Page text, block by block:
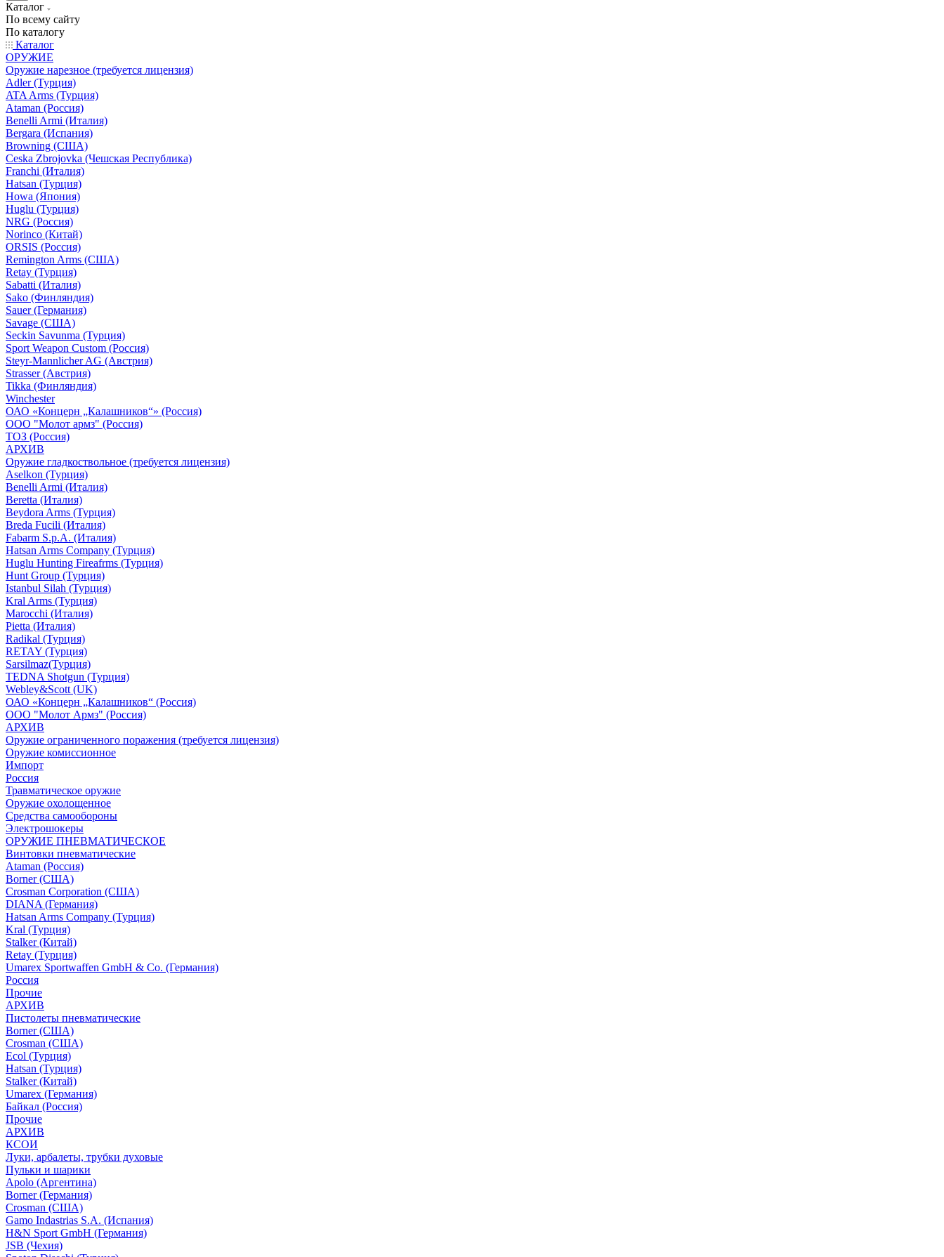
Каталог
По всему сайту
По каталогу
Каталог
ОРУЖИЕ
Оружие нарезное (требуется лицензия)
Adler (Турция)
ATA Arms (Турция)
Ataman (Россия)
Benelli Armi (Италия)
Bergara (Испания)
Browning (США)
Ceska Zbrojovka (Чешская Республика)
Franchi (Италия)
Hatsan (Турция)
Howa (Япония)
Huglu (Турция)
NRG (Россия)
Norinco (Китай)
ORSIS (Россия)
Remington Arms (США)
Retay (Турция)
Sabatti (Италия)
Sako (Финляндия)
Sauer (Германия)
Savage (США)
Seckin Savunma (Турция)
Sport Weapon Custom (Россия)
Steyr-Mannlicher AG (Австрия)
Strasser (Австрия)
Tikka (Финляндия)
Winchester
ОАО «Концерн „Калашников“» (Россия)
ООО "Молот армз" (Россия)
ТОЗ (Россия)
АРХИВ
Оружие гладкоствольное (требуется лицензия)
Aselkon (Турция)
Benelli Armi (Италия)
Beretta (Италия)
Beydora Arms (Турция)
Breda Fucili (Италия)
Fabarm S.p.A. (Италия)
Hatsan Arms Company (Турция)
Huglu Hunting Fireafrms (Турция)
Hunt Group (Турция)
Istanbul Silah (Турция)
Kral Arms (Турция)
Marocchi (Италия)
Pietta (Италия)
Radikal (Турция)
RETAY (Турция)
Sarsilmaz(Турция)
TEDNA Shotgun (Турция)
Webley&Scott (UK)
ОАО «Концерн „Калашников“ (Россия)
ООО "Молот Армз" (Россия)
АРХИВ
Оружие ограниченного поражения (требуется лицензия)
Оружие комиссионное
Импорт
Россия
Травматическое оружие
Оружие охолощенное
Средства самообороны
Электрошокеры
ОРУЖИЕ ПНЕВМАТИЧЕСКОЕ
Винтовки пневматические
Ataman (Россия)
Borner (США)
Crosman Corporation (США)
DIANA (Германия)
Hatsan Arms Company (Турция)
Kral (Турция)
Stalker (Китай)
Retay (Турция)
Umarex Sportwaffen GmbH & Co. (Германия)
Россия
Прочие
АРХИВ
Пистолеты пневматические
Borner (США)
Crosman (США)
Ecol (Турция)
Hatsan (Турция)
Stalker (Китай)
Umarex (Германия)
Байкал (Россия)
Прочие
АРХИВ
КСОИ
Луки, арбалеты, трубки духовые
Пульки и шарики
Apolo (Аргентина)
Borner (Германия)
Crosman (США)
Gamo Indastrias S.A. (Испания)
H&N Sport GmbH (Германия)
JSB (Чехия)